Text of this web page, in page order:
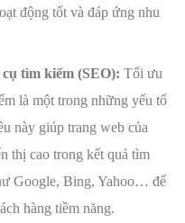
động tốt và đáp ứng nhu
tìm kiếm (SEO): Tối ưu
là một trong những yếu tố
này giúp trang web của
thị cao trong kết quả tìm
Google, Bing, Yahoo… để
hàng tiềm năng.